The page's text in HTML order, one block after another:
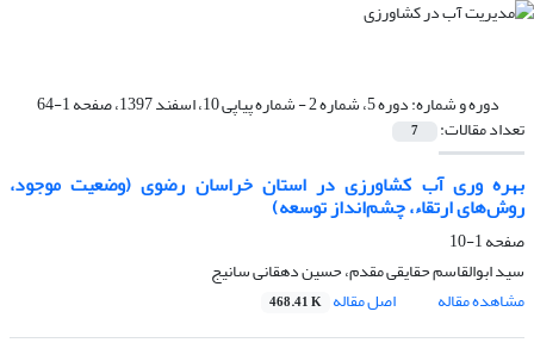
دوره و شماره:دوره 5، شماره 2 - شماره پیاپی 10، اسفند 1397، صفحه 1-64
تعداد مقالات: 7
بهره وری آب کشاورزی در استان خراسان رضوی (وضعیت موجود،
روش‌های ارتقاء، چشم‌انداز توسعه)
صفحه1-10
سید ابوالقاسم حقایقی مقدم، حسین دهقانی سانیج
مشاهده مقاله
اصل مقاله 468.41 K